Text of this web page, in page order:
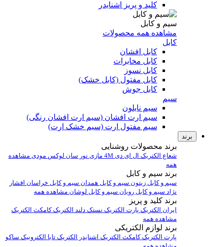
کلید و پریز اشنایدر
سیم و کابل
مشاهده همه محصولات
کابل
کابل افشان
کابل مخابرات
کابل نسوز
کابل مفتول (کابل خشک)
کابل جوش
سیم
سیم نایلون
سیم ارت افشان (سیم ارت افشان رنگی)
سیم مفتول ارت (سیم خشک ارت)
برند
برند محصولات روشنایی
شعاع الکتریک ال ای دی 4M مازی نور سان لوکس مودی مشاهده
همه
برند سیم و کابل
سیم و کابل زیتون سیم و کابل همدان سیم و کابل خراسان افشار
نژاد سیم و کابل رویان سیم و کابل لوشان مشاهده همه
برند کلید و پریز
ایران الکتریک پارت الکتریک نستک دلند الکتریککامکث الکتریک
مشاهده همه
برند لوازم الکتریکی
پارت الکتریککامکث الکتریک اشنایدر الکتریک تابا الکترونیک ساکو